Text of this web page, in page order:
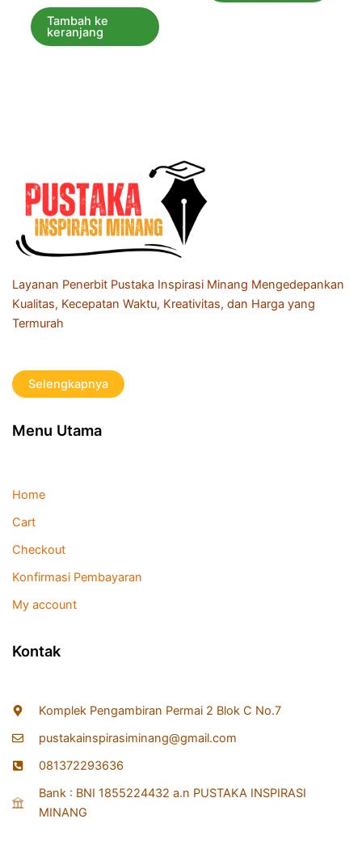
dari
5
Tambah ke
keranjang
Layanan Penerbit Pustaka Inspirasi Minang Mengedepankan
Kualitas, Kecepatan Waktu, Kreativitas, dan Harga yang
Termurah
Selengkapnya
Menu Utama
Home
Cart
Checkout
Konfirmasi Pembayaran
My account
Kontak
Komplek Pengambiran Permai 2 Blok C No.7
pustakainspirasiminang@gmail.com
081372293636
Bank : BNI 1855224432 a.n PUSTAKA INSPIRASI
MINANG